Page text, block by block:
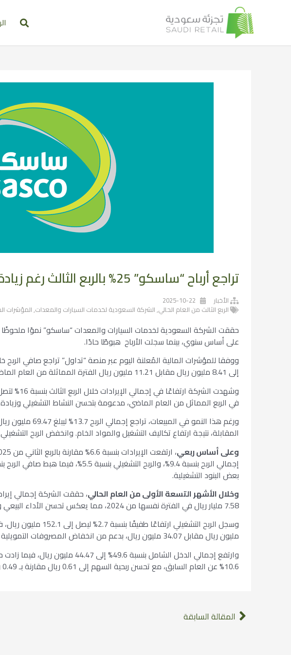
تراجع أرباح “ساسكو” 25% بالربع الثالث رغم زيادة الإيرادات 16%
الأخبار 2025-10-22
الربع الثالث من العام الحالي,الشركة السعودية لخدمات السيارات والمعدات,المؤشرات
حققت الشركة السعودية لخدمات السيارات والمعدات “ساسكو” نموًا ملحوظًا في
على أساس سنوي، بينما سجلت الأرباح هبوطًا حادًا.
إلى 8.41 مليون ريال مقابل 11.21 مليون ريال الفترة المماثلة من العام الماضي، متأثرًا بعوامل التكلفة والتمويل.
في الربع المماثل من العام الماضي، مدعومة بتحسن النشاط التشغيلي
المقابلة، نتيجة ارتفاع تكاليف التشغيل والمواد الخام. وانخفض الربح التشغيلي بنسبة 7.6% إلى 50.2
وعلى أساس ربعي
بعض البنود التشغيلية.
وخلال الأشهر التسعة الأولى من العام الحالي
7.58 مليار ريال في الفترة نفسها من 2024، مما يعكس تحسن الأداء البيعي واستمرار توسع الأنشطة التشغيلية.
مليون ريال مقابل 34.07 مليون ريال، بدعم من انخفاض المصروفات التمويلية وتحسن الكفاءة التشغيلية.
10.6% عن العام السابق، مع تحسن ربحية السهم إلى 0.61 ريال مقارنة بـ 0.49 ريال في الفترة المماثلة.
المقالة السابقة